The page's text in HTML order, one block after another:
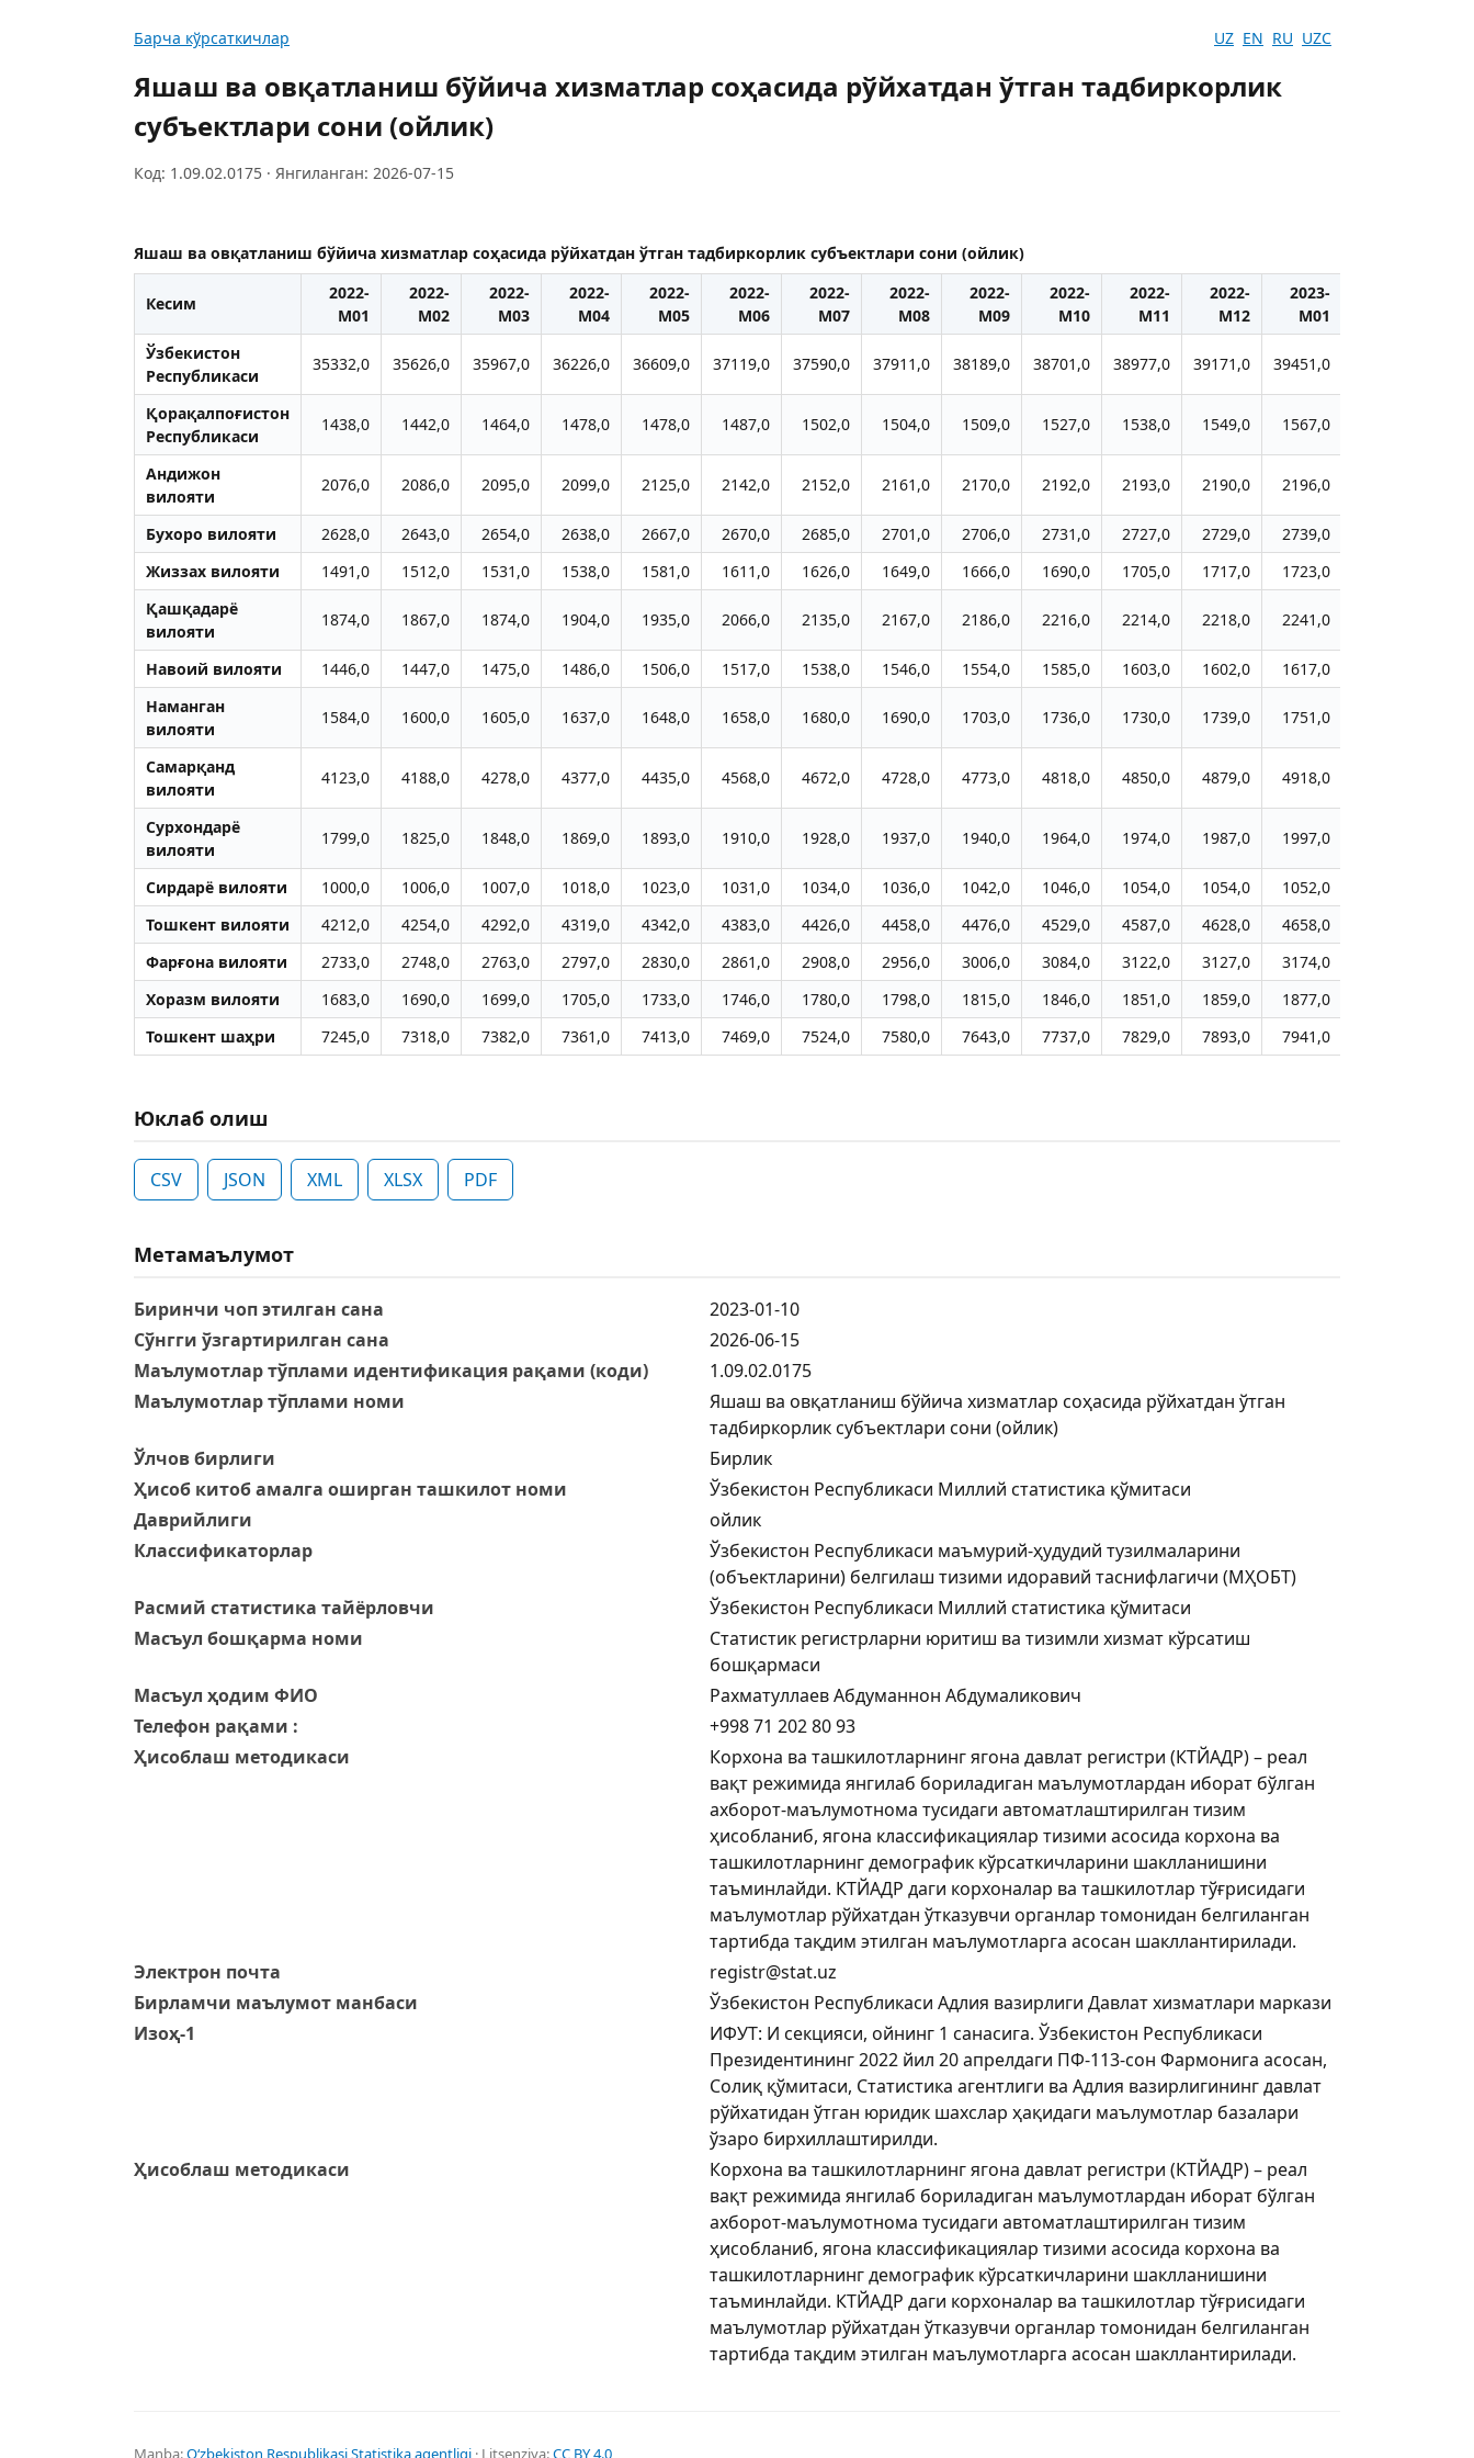
Барча кўрсаткичлар UZ EN RU UZC
Яшаш ва овқатланиш бўйича хизматлар соҳасида рўйхатдан ўтган тадбиркорлик
субъектлари сони (ойлик)
Код: 1.09.02.0175 · Янгиланган: 2026-07-15
Яшаш ва овқатланиш бўйича хизматлар соҳасида рўйхатдан ўтган тадбиркорлик субъектлари сони (ойлик)
Кесим
2022-
M01
2022-
M02
2022-
M03
2022-
M04
2022-
M05
2022-
M06
2022-
M07
2022-
M08
2022-
M09
2022-
M10
2022-
M11
2022-
M12
2023-
M01
Ўзбекистон
Республикаси
35332,0 35626,0 35967,0 36226,0 36609,0 37119,0 37590,0 37911,0 38189,0 38701,0 38977,0 39171,0 39451,0
Қорақалпоғистон
Республикаси
1438,0 1442,0 1464,0 1478,0 1478,0 1487,0 1502,0 1504,0 1509,0 1527,0 1538,0 1549,0 1567,0
Aндижон
вилояти
2076,0 2086,0 2095,0 2099,0 2125,0 2142,0 2152,0 2161,0 2170,0 2192,0 2193,0 2190,0 2196,0
Бухоро вилояти 2628,0 2643,0 2654,0 2638,0 2667,0 2670,0 2685,0 2701,0 2706,0 2731,0 2727,0 2729,0 2739,0
Жиззах вилояти
1491,0 1512,0 1531,0 1538,0 1581,0 1611,0 1626,0 1649,0 1666,0 1690,0 1705,0 1717,0 1723,0
Қашқадарё
вилояти
1874,0 1867,0 1874,0 1904,0 1935,0 2066,0 2135,0 2167,0 2186,0 2216,0 2214,0 2218,0 2241,0
Навоий вилояти 1446,0 1447,0 1475,0 1486,0 1506,0 1517,0 1538,0 1546,0 1554,0 1585,0 1603,0 1602,0 1617,0
Наманган
вилояти
1584,0 1600,0 1605,0 1637,0 1648,0 1658,0 1680,0 1690,0 1703,0 1736,0 1730,0 1739,0 1751,0
Самарқанд
вилояти
4123,0 4188,0 4278,0 4377,0 4435,0 4568,0 4672,0 4728,0 4773,0 4818,0 4850,0 4879,0 4918,0
Сурхондарё
вилояти
1799,0 1825,0 1848,0 1869,0 1893,0 1910,0 1928,0 1937,0 1940,0 1964,0 1974,0 1987,0 1997,0
Сирдарё вилояти 1000,0 1006,0 1007,0 1018,0 1023,0 1031,0 1034,0 1036,0 1042,0 1046,0 1054,0 1054,0 1052,0
Тошкент вилояти
4212,0 4254,0 4292,0 4319,0 4342,0 4383,0 4426,0 4458,0 4476,0 4529,0 4587,0 4628,0 4658,0
Фарғона вилояти
2733,0 2748,0 2763,0 2797,0 2830,0 2861,0 2908,0 2956,0 3006,0 3084,0 3122,0 3127,0 3174,0
Хоразм вилояти
1683,0 1690,0 1699,0 1705,0 1733,0 1746,0 1780,0 1798,0 1815,0 1846,0 1851,0 1859,0 1877,0
Тошкент шаҳри
7245,0 7318,0 7382,0 7361,0 7413,0 7469,0 7524,0 7580,0 7643,0 7737,0 7829,0 7893,0 7941,0
Юклаб олиш
CSV JSON XML XLSX PDF
Метамаълумот
Биринчи чоп этилган сана
2023-01-10
Сўнгги ўзгартирилган сана
2026-06-15
Маълумотлар тўплами идентификация рақами (коди)
1.09.02.0175
Маълумотлар тўплами номи
Яшаш ва овқатланиш бўйича хизматлар соҳасида рўйхатдан ўтган
тадбиркорлик субъектлари сони (ойлик)
Ўлчов бирлиги
Бирлик
Ҳисоб китоб амалга оширган ташкилот номи
Ўзбекистон Республикаси Миллий статистика қўмитаси
Даврийлиги
ойлик
Классификаторлар
Ўзбекистон Республикаси маъмурий-ҳудудий тузилмаларини
(объектларини) белгилаш тизими идоравий таснифлагичи (МҲОБТ)
Расмий статистика тайёрловчи
Ўзбекистон Республикаси Миллий статистика қўмитаси
Масъул бошқарма номи
Статистик регистрларни юритиш ва тизимли хизмат кўрсатиш
бошқармаси
Масъул ҳодим ФИО
Рахматуллаев Абдуманнон Абдумаликович
Телефон рақами :
+998 71 202 80 93
Ҳисоблаш методикаси
Корхона ва ташкилотларнинг ягона давлат регистри (КТЙАДР) – реал
вақт режимида янгилаб бориладиган маълумотлардан иборат бўлган
ахборот-маълумотнома тусидаги автоматлаштирилган тизим
ҳисобланиб, ягона классификациялар тизими асосида корхона ва
ташкилотларнинг демографик кўрсаткичларини шаклланишини
таъминлайди. КТЙАДР даги корхоналар ва ташкилотлар тўғрисидаги
маълумотлар рўйхатдан ўтказувчи органлар томонидан белгиланган
тартибда тақдим этилган маълумотларга асосан шакллантирилади.
Электрон почта
registr@stat.uz
Бирламчи маълумот манбаси
Ўзбекистон Республикаси Адлия вазирлиги Давлат хизматлари маркази
Изоҳ-1
ИФУТ: И секцияси, ойнинг 1 санасига. Ўзбекистон Республикаси
Президентининг 2022 йил 20 апрелдаги ПФ-113-сон Фармонига асосан,
Солиқ қўмитаси, Статистика агентлиги ва Адлия вазирлигининг давлат
рўйхатидан ўтган юридик шахслар ҳақидаги маълумотлар базалари
ўзаро бирхиллаштирилди.
Ҳисоблаш методикаси
Корхона ва ташкилотларнинг ягона давлат регистри (КТЙАДР) – реал
вақт режимида янгилаб бориладиган маълумотлардан иборат бўлган
ахборот-маълумотнома тусидаги автоматлаштирилган тизим
ҳисобланиб, ягона классификациялар тизими асосида корхона ва
ташкилотларнинг демографик кўрсаткичларини шаклланишини
таъминлайди. КТЙАДР даги корхоналар ва ташкилотлар тўғрисидаги
маълумотлар рўйхатдан ўтказувчи органлар томонидан белгиланган
тартибда тақдим этилган маълумотларга асосан шакллантирилади.
Manba:Oʻzbekiston Respublikasi Statistika agentligi · Litsenziya:CC BY 4.0